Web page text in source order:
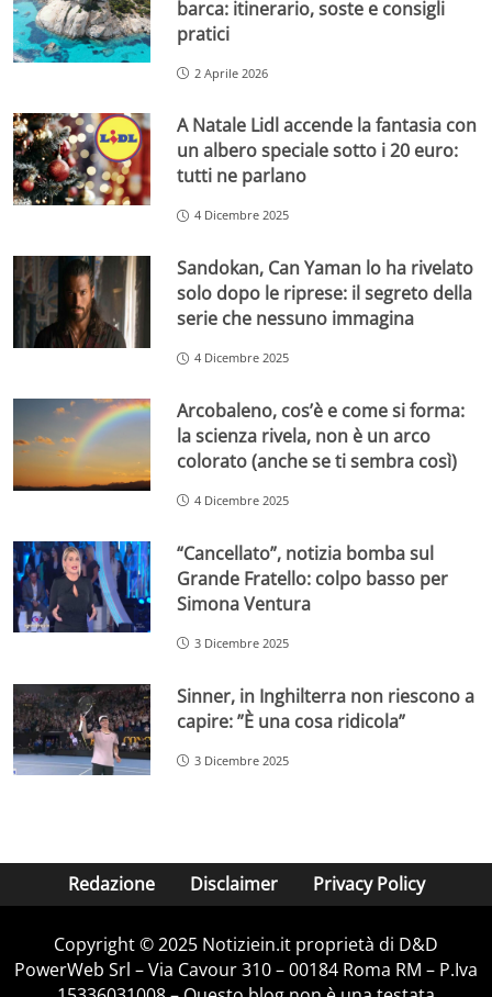
barca: itinerario, soste e consigli
pratici
2 Aprile 2026
A Natale Lidl accende la fantasia con
un albero speciale sotto i 20 euro:
tutti ne parlano
4 Dicembre 2025
Sandokan, Can Yaman lo ha rivelato
solo dopo le riprese: il segreto della
serie che nessuno immagina
4 Dicembre 2025
Arcobaleno, cos’è e come si forma:
la scienza rivela, non è un arco
colorato (anche se ti sembra così)
4 Dicembre 2025
“Cancellato”, notizia bomba sul
Grande Fratello: colpo basso per
Simona Ventura
3 Dicembre 2025
Sinner, in Inghilterra non riescono a
capire: ”È una cosa ridicola”
3 Dicembre 2025
Redazione Disclaimer Privacy Policy
Copyright © 2025 Notiziein.it proprietà di D&D
PowerWeb Srl – Via Cavour 310 – 00184 Roma RM – P.Iva